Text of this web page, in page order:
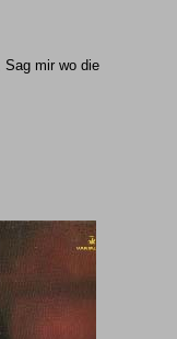
Sag mir wo die